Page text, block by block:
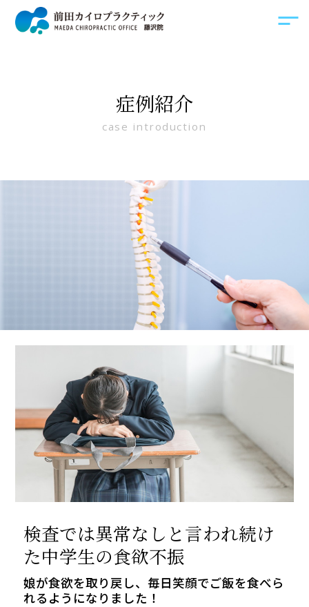
症例紹介
case introduction
検査では異常なしと言われ続け
た中学生の食欲不振
娘が食欲を取り戻し、毎日笑顔でご飯を食べら
れるようになりました！